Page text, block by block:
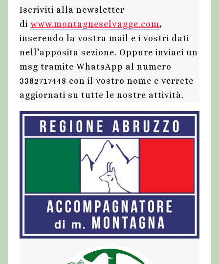
Iscriviti alla newsletter
di www.montagneselvagge.com,
inserendo la vostra mail e i vostri dati
nell’apposita sezione. Oppure inviaci un
msg tramite WhatsApp al numero
3382717448 con il vostro nome e verrete
aggiornati su tutte le nostre attività.